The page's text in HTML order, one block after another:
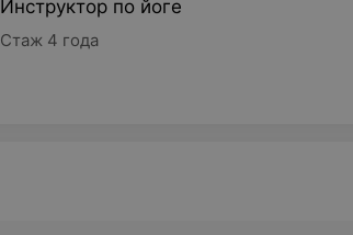
Инструктор по йоге
Стаж 4 года